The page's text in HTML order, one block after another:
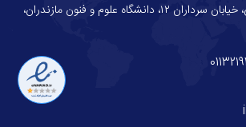
بابل، خیابان شیخ طبرسی، خیابان سرداران ۱۲، دانشگاه علوم و فنون مازندران،